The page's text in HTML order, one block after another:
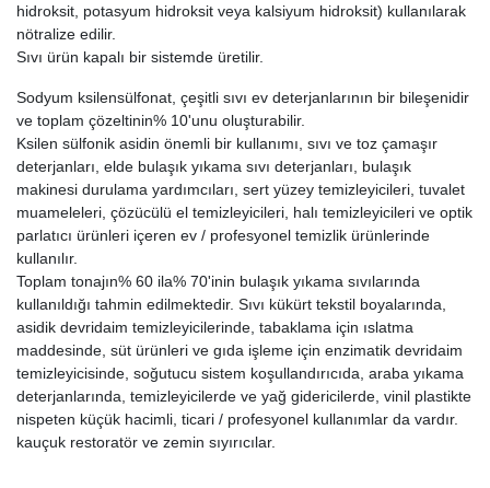
hidroksit, potasyum hidroksit veya kalsiyum hidroksit) kullanılarak
nötralize edilir.
Sıvı ürün kapalı bir sistemde üretilir.
Sodyum ksilensülfonat, çeşitli sıvı ev deterjanlarının bir bileşenidir
ve toplam çözeltinin% 10'unu oluşturabilir.
Ksilen sülfonik asidin önemli bir kullanımı, sıvı ve toz çamaşır
deterjanları, elde bulaşık yıkama sıvı deterjanları, bulaşık
makinesi durulama yardımcıları, sert yüzey temizleyicileri, tuvalet
muameleleri, çözücülü el temizleyicileri, halı temizleyicileri ve optik
parlatıcı ürünleri içeren ev / profesyonel temizlik ürünlerinde
kullanılır.
Toplam tonajın% 60 ila% 70'inin bulaşık yıkama sıvılarında
kullanıldığı tahmin edilmektedir. Sıvı kükürt tekstil boyalarında,
asidik devridaim temizleyicilerinde, tabaklama için ıslatma
maddesinde, süt ürünleri ve gıda işleme için enzimatik devridaim
temizleyicisinde, soğutucu sistem koşullandırıcıda, araba yıkama
deterjanlarında, temizleyicilerde ve yağ gidericilerde, vinil plastikte
nispeten küçük hacimli, ticari / profesyonel kullanımlar da vardır.
kauçuk restoratör ve zemin sıyırıcılar.